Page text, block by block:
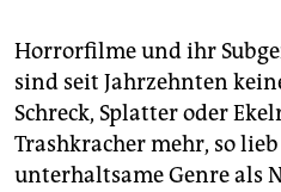
Horrorfilme und ihr
sind seit Jahrzehnten
Schreck, Splatter oder
Trashkracher mehr, so
unterhaltsame Genre als